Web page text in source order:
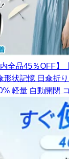
全品45％OFF】
形状記憶 日傘折
軽量 自動開閉